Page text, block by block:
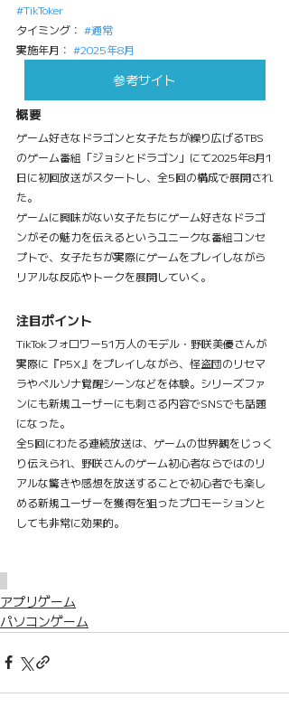
#TikToker
タイミング： #通常
実施年月： #2025年8月
参考サイト
概要
ゲーム好きなドラゴンと女子たちが繰り広げるTBS
のゲーム番組「ジョシとドラゴン」にて2025年8月1
日に初回放送がスタートし、全5回の構成で展開され
た。
ゲームに興味がない女子たちにゲーム好きなドラゴ
ンがその魅力を伝えるというユニークな番組コンセ
プトで、女子たちが実際にゲームをプレイしながら
リアルな反応やトークを展開していく。
注目ポイント
TikTokフォロワー51万人のモデル・野咲美優さんが
実際に『P5X』をプレイしながら、怪盗団のリセマ
ラやペルソナ覚醒シーンなどを体験。シリーズファ
ンにも新規ユーザーにも刺さる内容でSNSでも話題
になった。
全5回にわたる連続放送は、ゲームの世界観をじっく
り伝えられ、野咲さんのゲーム初心者ならではのリ
アルな驚きや感想を放送することで初心者でも楽し
める新規ユーザーを獲得を狙ったプロモーションと
しても非常に効果的。
アプリゲーム
パソコンゲーム